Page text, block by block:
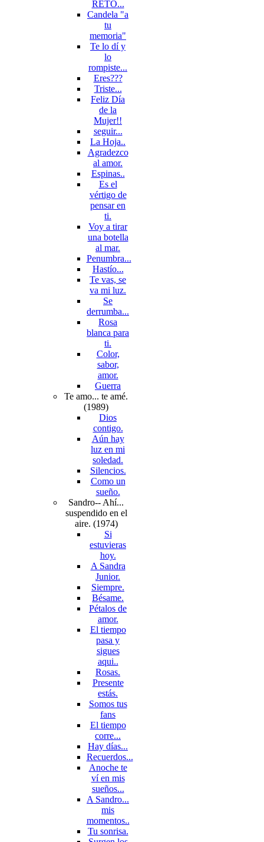
RETO...
Candela "a
tu
memoria"
Te lo dí y
lo
rompiste...
Eres???
Triste...
Feliz Día
de la
Mujer!!
seguir...
La Hoja..
Agradezco
al amor.
Espinas..
Es el
vértigo de
pensar en
ti.
Voy a tirar
una botella
al mar.
Penumbra...
Hastío...
Te vas, se
va mi luz.
Se
derrumba...
Rosa
blanca para
ti.
Color,
sabor,
amor.
Guerra
Te amo... te amé.
(1989)
Dios
contigo.
Aún hay
luz en mi
soledad.
Silencios.
Como un
sueño.
Sandro-- Ahí...
suspendido en el
aire. (1974)
Si
estuvieras
hoy.
A Sandra
Junior.
Siempre.
Bésame.
Pétalos de
amor.
El tiempo
pasa y
sigues
aqui..
Rosas.
Presente
estás.
Somos tus
fans
El tiempo
corre...
Hay días...
Recuerdos...
Anoche te
ví en mis
sueños...
A Sandro...
mis
momentos..
Tu sonrisa.